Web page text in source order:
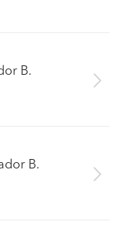
B.
B.